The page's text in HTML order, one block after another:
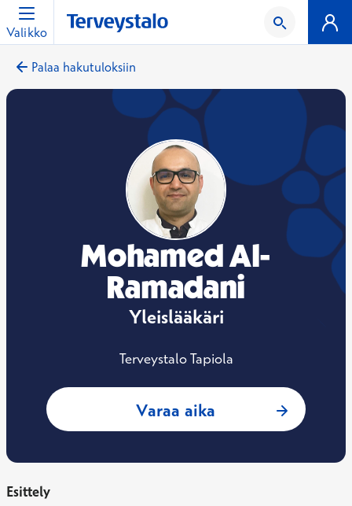
Valikko
Palaa hakutuloksiin
Mohamed Al-
Ramadani
Yleislääkäri
Terveystalo Tapiola
Varaa aika : Mohamed Al-
Esittely